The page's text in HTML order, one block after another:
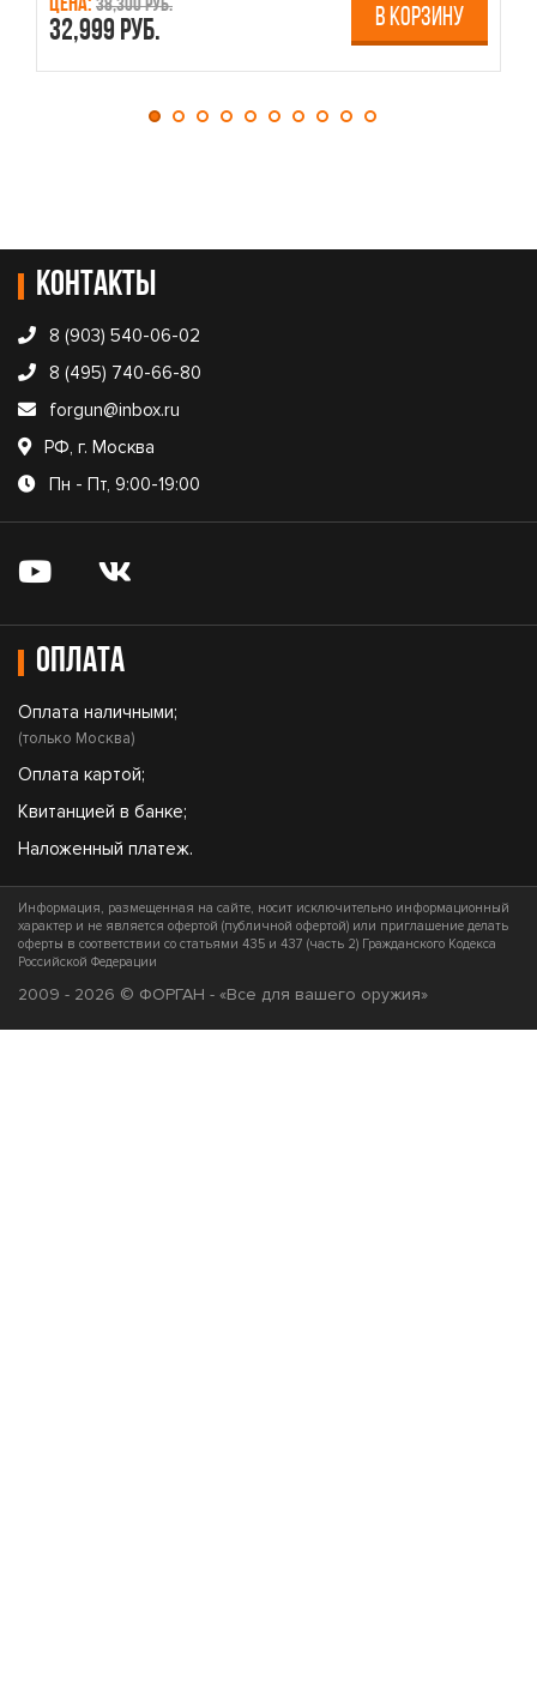
Цена: 38,300 руб.
32,999 руб. В КОРЗИНУ
Контакты
8 (903) 540-06-02
8 (495) 740-66-80
forgun@inbox.ru
РФ, г. Москва
Пн - Пт, 9:00-19:00
Оплата
Оплата наличными;
(только Москва)
Оплата картой;
Квитанцией в банке;
Наложенный платеж.
Информация, размещенная на сайте, носит исключительно информационный
характер и не является офертой (публичной офертой) или приглашение делать
оферты в соответствии со статьями 435 и 437 (часть 2) Гражданского Кодекса
Российской Федерации
2009 - 2026 © ФОРГАН - «Все для вашего оружия»